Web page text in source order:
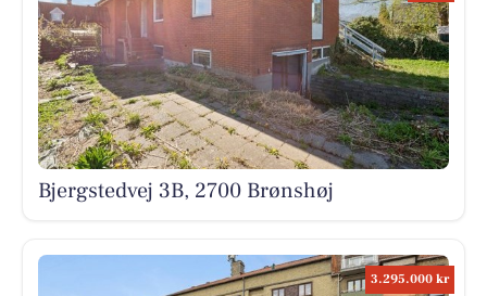
Bjergstedvej 3B, 2700 Brønshøj
3.295.000 kr